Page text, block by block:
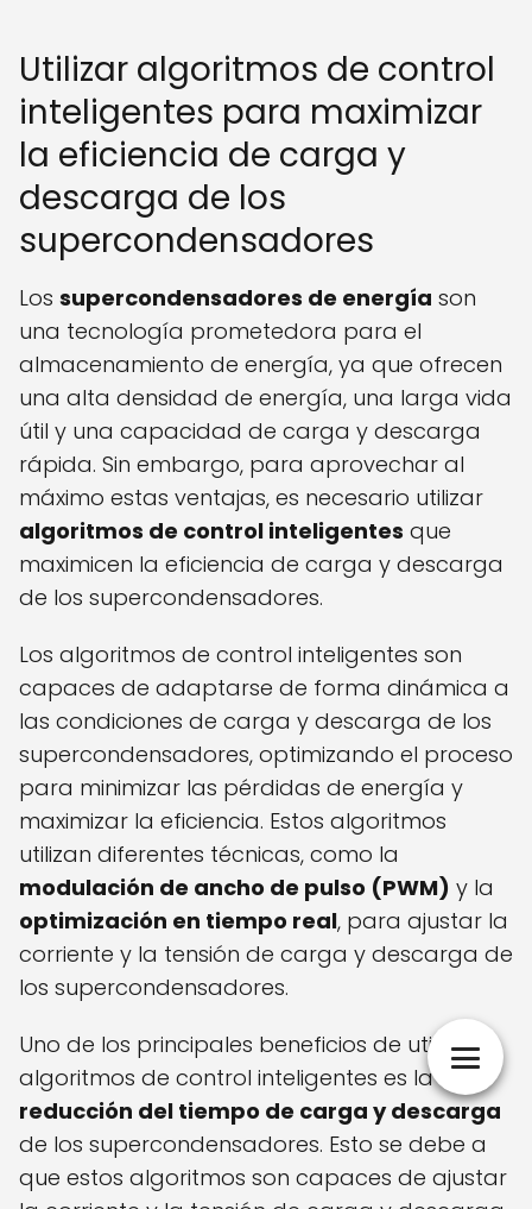
Utilizar algoritmos de control
inteligentes para maximizar
la eficiencia de carga y
descarga de los
supercondensadores
Los supercondensadores de energía son
una tecnología prometedora para el
almacenamiento de energía, ya que ofrecen
una alta densidad de energía, una larga vida
útil y una capacidad de carga y descarga
rápida. Sin embargo, para aprovechar al
máximo estas ventajas, es necesario utilizar
algoritmos de control inteligentes que
maximicen la eficiencia de carga y descarga
de los supercondensadores.
Los algoritmos de control inteligentes son
capaces de adaptarse de forma dinámica a
las condiciones de carga y descarga de los
supercondensadores, optimizando el proceso
para minimizar las pérdidas de energía y
maximizar la eficiencia. Estos algoritmos
utilizan diferentes técnicas, como la
modulación de ancho de pulso (PWM) y la
optimización en tiempo real, para ajustar la
corriente y la tensión de carga y descarga de
los supercondensadores.
Uno de los principales beneficios de utilizar
algoritmos de control inteligentes es la
reducción del tiempo de carga y descarga
de los supercondensadores. Esto se debe a
que estos algoritmos son capaces de ajustar